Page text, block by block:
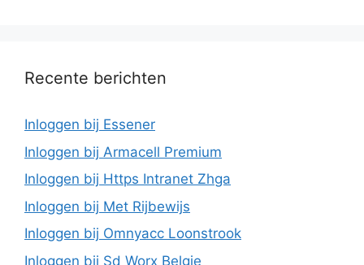
Recente berichten
Inloggen bij Essener
Inloggen bij Armacell Premium
Inloggen bij Https Intranet Zhga
Inloggen bij Met Rijbewijs
Inloggen bij Omnyacc Loonstrook
Inloggen bij Sd Worx Belgie